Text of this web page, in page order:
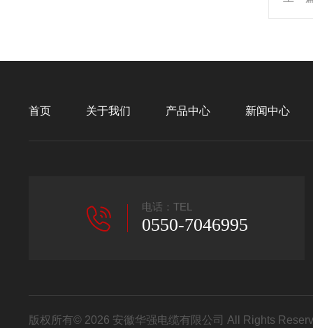
首页 关于我们 产品中心 新闻中心
电话：TEL
0550-7046995
版权所有© 2026 安徽华强电缆有限公司 All Rights